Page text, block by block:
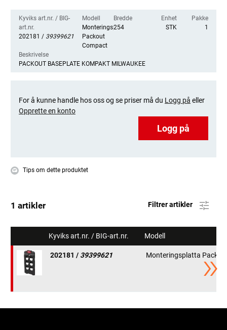
Kyviks art.nr. / BIG-
art.nr.
202181 / 39399621
Modell
Monteringsplatta
Packout
Compact
Bredde
254
Enhet
STK
Pakke
1
Beskrivelse
PACKOUT BASEPLATE KOMPAKT MILWAUKEE
For å kunne handle hos oss og se priser må du Logg på eller
Opprette en konto
Logg på
Tips om dette produktet
1 artikler Filtrer artikler
Kyviks art.nr. / BIG-art.nr. Modell
202181 / 39399621 Monteringsplatta